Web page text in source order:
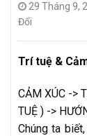
29 Tháng 9,
Đổi
Trí tuệ &
CẢM XÚC ->
TUỆ ) ->
Chúng ta